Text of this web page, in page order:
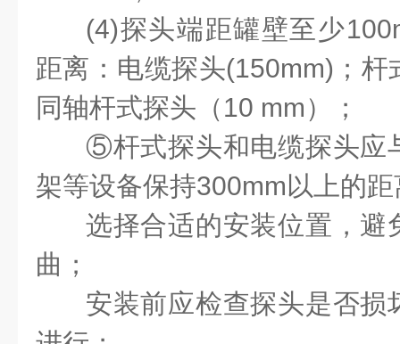
(4)探头端距罐壁至少
距离：电缆探头(150mm)；
同轴杆式探头（10 mm）；
⑤杆式探头和电缆探头应
架等设备保持300mm以上的
选择合适的安装位置，避
曲；
安装前应检查探头是否损